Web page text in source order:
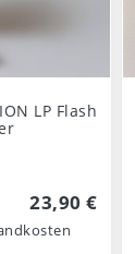
LP Flash
23,90 €